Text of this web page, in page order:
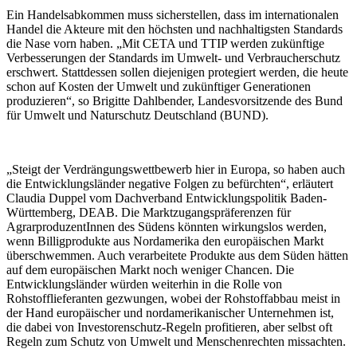
Ein Handelsabkommen muss sicherstellen, dass im internationalen
Handel die Akteure mit den höchsten und nachhaltigsten Standards
die Nase vorn haben. „Mit CETA und TTIP werden zukünftige
Verbesserungen der Standards im Umwelt- und Verbraucherschutz
erschwert. Stattdessen sollen diejenigen protegiert werden, die heute
schon auf Kosten der Umwelt und zukünftiger Generationen
produzieren“, so Brigitte Dahlbender, Landesvorsitzende des Bund
für Umwelt und Naturschutz Deutschland (BUND).
„Steigt der Verdrängungswettbewerb hier in Europa, so haben auch
die Entwicklungsländer negative Folgen zu befürchten“, erläutert
Claudia Duppel vom Dachverband Entwicklungspolitik Baden-
Württemberg, DEAB. Die Marktzugangspräferenzen für
AgrarproduzentInnen des Südens könnten wirkungslos werden,
wenn Billigprodukte aus Nordamerika den europäischen Markt
überschwemmen. Auch verarbeitete Produkte aus dem Süden hätten
auf dem europäischen Markt noch weniger Chancen. Die
Entwicklungsländer würden weiterhin in die Rolle von
Rohstofflieferanten gezwungen, wobei der Rohstoffabbau meist in
der Hand europäischer und nordamerikanischer Unternehmen ist,
die dabei von Investorenschutz-Regeln profitieren, aber selbst oft
Regeln zum Schutz von Umwelt und Menschenrechten missachten.